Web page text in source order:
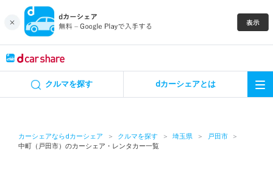
クルマを探す dカーシェアとは
カーシェアならdカーシェア クルマを探す 埼玉県
戸田市
中町（戸田市）のカーシェア・レンタカー一覧
カーシェア